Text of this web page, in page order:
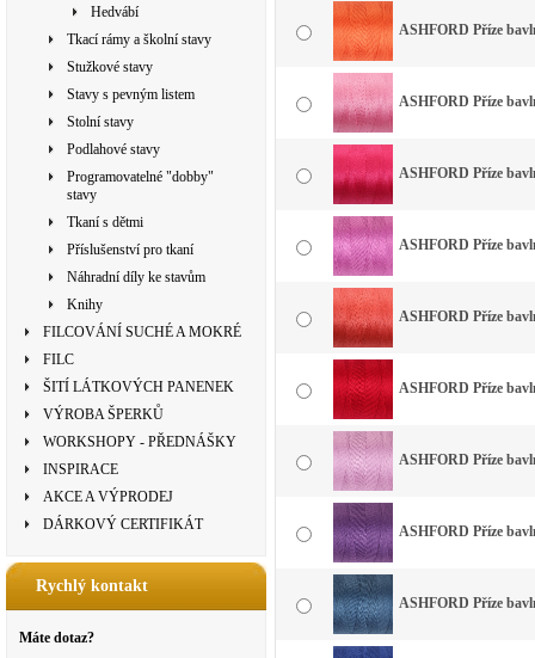
Hedvábí
Tkací rámy a školní stavy
Stužkové stavy
Stavy s pevným listem
Stolní stavy
Podlahové stavy
Programovatelné "dobby"
stavy
Tkaní s dětmi
Příslušenství pro tkaní
Náhradní díly ke stavům
Knihy
FILCOVÁNÍ SUCHÉ A MOKRÉ
FILC
ŠITÍ LÁTKOVÝCH PANENEK
VÝROBA ŠPERKŮ
WORKSHOPY - PŘEDNÁŠKY
INSPIRACE
AKCE A VÝPRODEJ
DÁRKOVÝ CERTIFIKÁT
Rychlý kontakt
Máte dotaz?
ASHFORD Příze
ASHFORD Příze
ASHFORD Příze
ASHFORD Příze
ASHFORD Příze
ASHFORD Příze
ASHFORD Příze
ASHFORD Příze
ASHFORD Příze